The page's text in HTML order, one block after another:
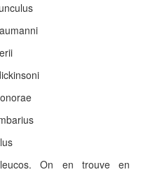
On en trouve en